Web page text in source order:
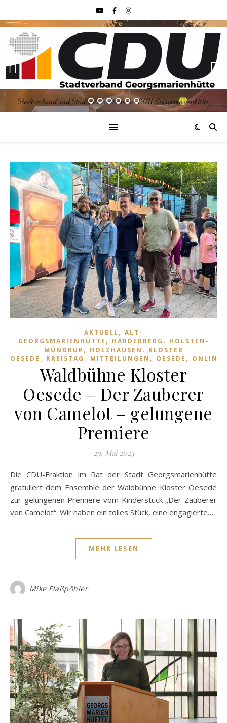
Stadtverband und Stadtratsfraktion der CDU Georgsmarienhütte
AKTUELL, ALT-
GEORGSMARIENHÜTTE , HARDERBERG , HOLSTEN-
MÜNDRUP , HOLZHAUSEN , KLOSTER
OESEDE , KREISTAG , MITTEILUNGEN , OESEDE , ONLINE
Waldbühne Kloster
Oesede – Der Zauberer
von Camelot – gelungene
Premiere
29. Mai 2023
Die CDU-Fraktion im Rat der Stadt Georgsmarienhütte
gratuliert dem Ensemble der Waldbühne Kloster Oesede
zur gelungenen Premiere vom Kinderstück „Der Zauberer
von Camelot“. Wir haben ein tolles Stück, eine engagierte…
MEHR LESEN
Mike Flaßpöhler